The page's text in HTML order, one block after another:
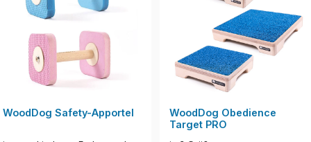
WoodDog Safety-Apportel
WoodDog Obedience
Target PRO